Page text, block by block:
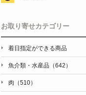
お取り寄せカテゴリー
着日指定ができる商品
魚介類・水産品（642）
肉（510）